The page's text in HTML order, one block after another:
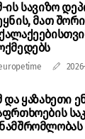
ის სავიზო
მათ
და ყაზახეთი